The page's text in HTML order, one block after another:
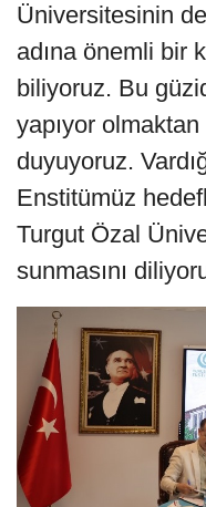
Üniversitesinin
adına önemli bir
biliyoruz. Bu
yapıyor
duyuyoruz.
Enstitümüz
Turgut Özal
sunmasını